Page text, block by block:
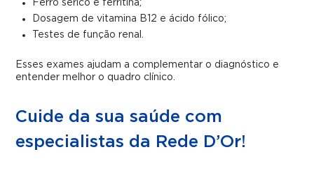
Ferro sérico e ferritina;
Dosagem de vitamina B12 e ácido fólico;
Testes de função renal.
Esses exames ajudam a complementar o diagnóstico e
entender melhor o quadro clínico.
Cuide da sua saúde com
especialistas da Rede D’Or!